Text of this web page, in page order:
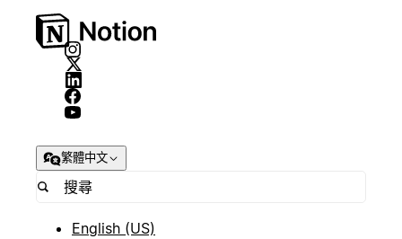
繁體中文
English (US)